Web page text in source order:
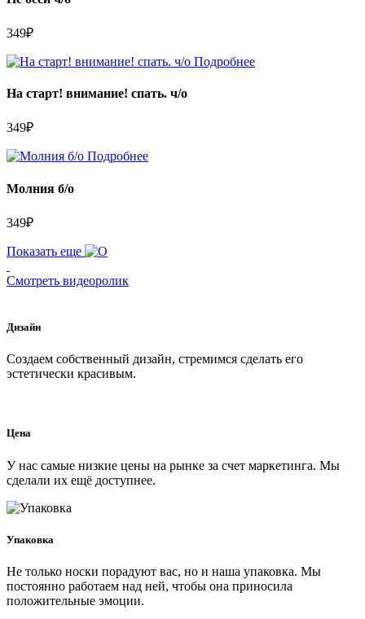
349₽
Подробнее
На старт! внимание! спать. ч/о
349₽
Подробнее
Молния б/о
349₽
Показать еще
Смотреть видеоролик
Дизайн
Создаем собственный дизайн, стремимся сделать его
эстетически красивым.
Цена
У нас самые низкие цены на рынке за счет маркетинга. Мы
сделали их ещё доступнее.
Упаковка
Не только носки порадуют вас, но и наша упаковка. Мы
постоянно работаем над ней, чтобы она приносила
положительные эмоции.